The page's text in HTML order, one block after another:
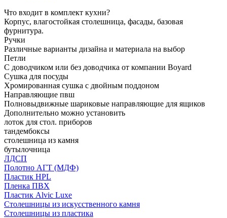
Что входит в комплект кухни?
Корпус, влагостойкая столешница, фасады, базовая
фурнитура.
Ручки
Различные варианты дизайна и материала на выбор
Петли
С доводчиком или без доводчика от компании Boyard
Сушка для посуды
Хромированная сушка с двойным поддоном
Направляющие пвш
Полновыдвижные шариковые направляющие для ящиков
Дополнительно можно установить
лоток для стол. приборов
тандембоксы
столешница из камня
бутылочница
ЛДСП
Полотно АГТ (МДФ)
Пластик HPL
Пленка ПВХ
Пластик Alvic Luxe
Столешницы из искусственного камня
Столешницы из пластика